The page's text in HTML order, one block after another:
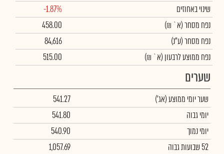
שינוי באחוזים
-1.87%
נפח מסחר(א` ₪)
458.00
נפח מסחר(ע"נ)
84,616
נפח ממוצע לרבעון (א` ₪)
515.00
שערים
שער יומי ממוצע(אג')
541.27
יומי גבוה
541.80
יומי נמוך
540.90
52 שבועות גבוה
1,057.69